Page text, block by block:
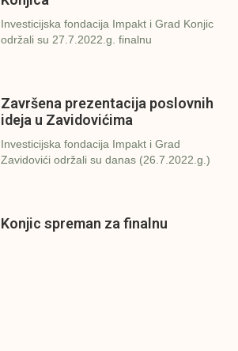
Investicijska fondacija Impakt i Grad Konjic
održali su 27.7.2022.g. finalnu
Završena prezentacija poslovnih
ideja u Zavidovićima
Investicijska fondacija Impakt i Grad
Zavidovići održali su danas (26.7.2022.g.)
Konjic spreman za finalnu